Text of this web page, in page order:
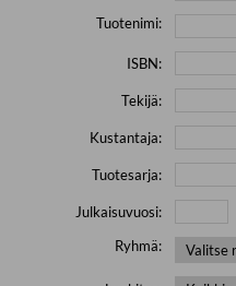
Tuotenimi:
ISBN:
Tekijä:
Kustantaja:
Tuotesarja:
Julkaisuvuosi:
Ryhmä: